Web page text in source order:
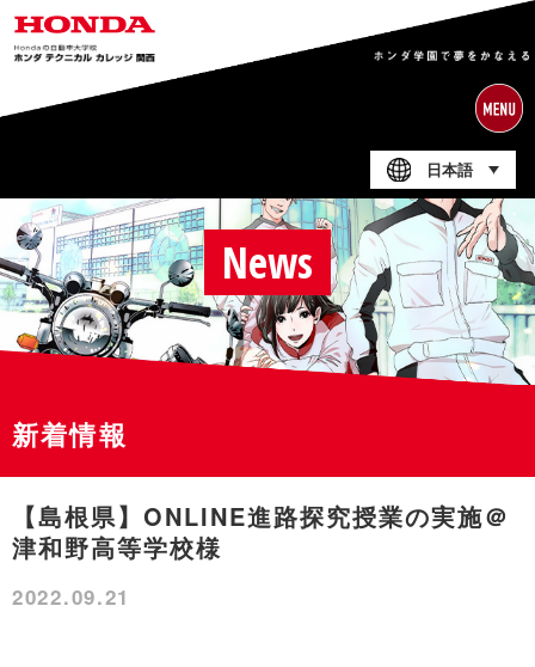
日本語
News
新着情報
【島根県】ONLINE進路探究授業の実施＠
津和野高等学校様
2022.09.21